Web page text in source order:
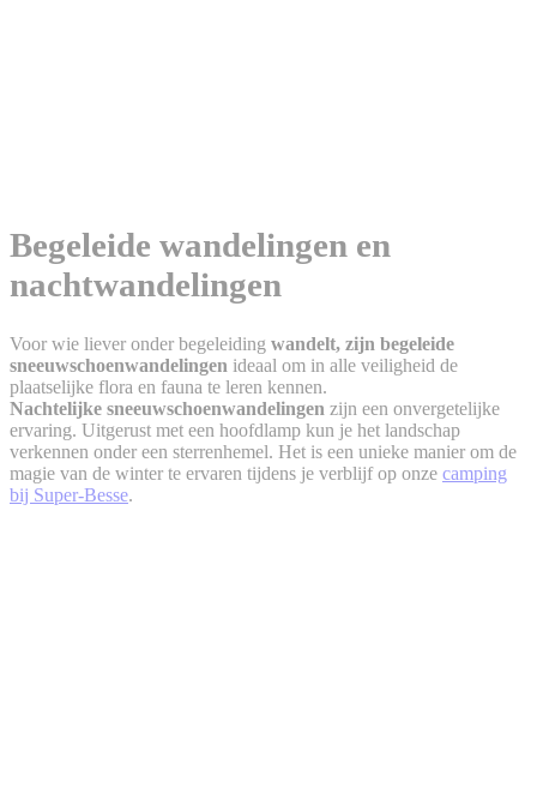
Begeleide wandelingen en
nachtwandelingen
Voor wie liever onder begeleiding wandelt, zijn begeleide
sneeuwschoenwandelingen ideaal om in alle veiligheid de
plaatselijke flora en fauna te leren kennen.
Nachtelijke sneeuwschoenwandelingen zijn een onvergetelijke
ervaring. Uitgerust met een hoofdlamp kun je het landschap
verkennen onder een sterrenhemel. Het is een unieke manier om de
magie van de winter te ervaren tijdens je verblijf op onze camping
bij Super-Besse.